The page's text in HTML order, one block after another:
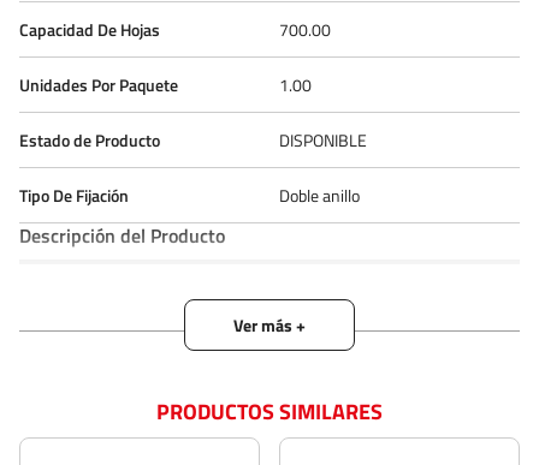
Capacidad De Hojas 700.00
Unidades Por Paquete 1.00
Estado de Producto DISPONIBLE
Tipo De Fijación Doble anillo
Descripción del Producto
Archivador Vinílico Con Presentación (Transparencia Semi Brillante) En
Ambas Tapas Para Personalizar, Bolsillo Interior Transparente En
Ambas Caras. Cartón Piedra Doble Faz 2,8 Mm, Tamaño Carta 3 Aros
PRODUCTOS SIMILARES